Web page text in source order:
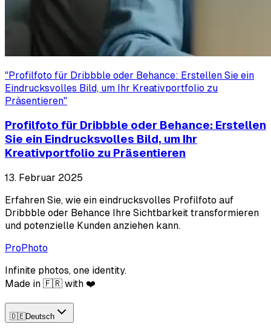
"Profilfoto für Dribbble oder Behance: Erstellen Sie ein
Eindrucksvolles Bild, um Ihr Kreativportfolio zu
Präsentieren"
Profilfoto für Dribbble oder Behance: Erstellen
Sie ein Eindrucksvolles Bild, um Ihr
Kreativportfolio zu Präsentieren
13. Februar 2025
Erfahren Sie, wie ein eindrucksvolles Profilfoto auf
Dribbble oder Behance Ihre Sichtbarkeit transformieren
und potenzielle Kunden anziehen kann.
ProPhoto
Infinite photos, one identity.
Made in 🇫🇷 with ❤️
🇩🇪Deutsch